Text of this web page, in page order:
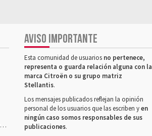
AVISO IMPORTANTE
Esta comunidad de usuarios no pertenece,
representa o guarda relación alguna con la
marca Citroën o su grupo matriz
Stellantis.
Los mensajes publicados reflejan la opinión
personal de los usuarios que las escriben yen
ningún caso somos responsables de sus
publicaciones.